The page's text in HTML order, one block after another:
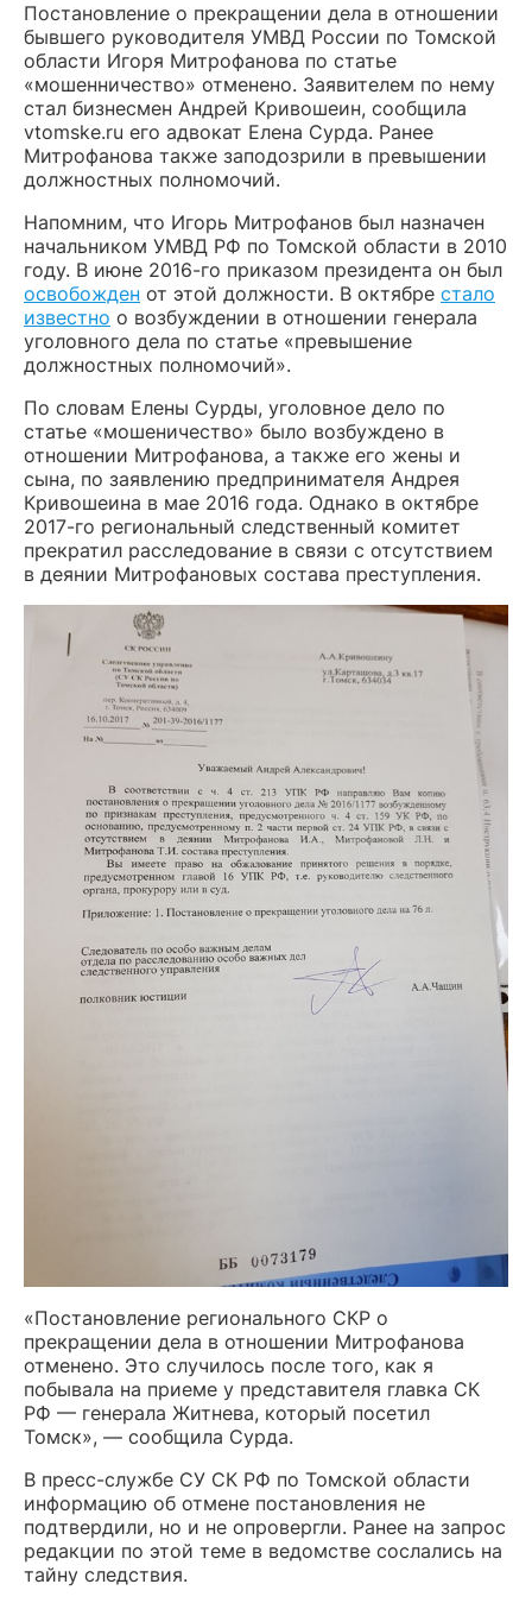
Постановление о прекращении дела в отношении
бывшего руководителя УМВД России по Томской
области Игоря Митрофанова по статье
«мошенничество» отменено. Заявителем по нему
стал бизнесмен Андрей Кривошеин, сообщила
vtomske.ru его адвокат Елена Сурда. Ранее
Митрофанова также заподозрили в превышении
должностных полномочий.
Напомним, что Игорь Митрофанов был назначен
начальником УМВД РФ по Томской области в 2010
году. В июне 2016-го приказом президента он был
освобожден от этой должности. В октябре стало
известно о возбуждении в отношении генерала
уголовного дела по статье «превышение
должностных полномочий».
По словам Елены Сурды, уголовное дело по
статье «мошеничество» было возбуждено в
отношении Митрофанова, а также его жены и
сына, по заявлению предпринимателя Андрея
Кривошеина в мае 2016 года. Однако в октябре
2017-го региональный следственный комитет
прекратил расследование в связи с отсутствием
в деянии Митрофановых состава преступления.
«Постановление регионального СКР о
прекращении дела в отношении Митрофанова
отменено. Это случилось после того, как я
побывала на приеме у представителя главка СК
РФ — генерала Житнева, который посетил
Томск», — сообщила Сурда.
В пресс-службе СУ СК РФ по Томской области
информацию об отмене постановления не
подтвердили, но и не опровергли. Ранее на запрос
редакции по этой теме в ведомстве сослались на
тайну следствия.